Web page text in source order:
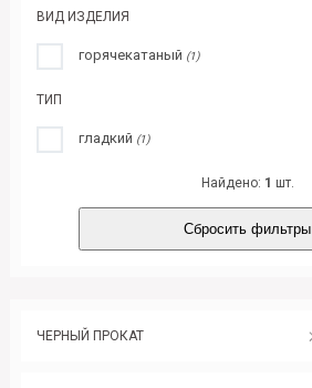
ВИД ИЗДЕЛИЯ
горячекатаный (1)
ТИП
гладкий (1)
Найдено: 1 шт.
Сбросить фильтры
ЧЕРНЫЙ ПРОКАТ